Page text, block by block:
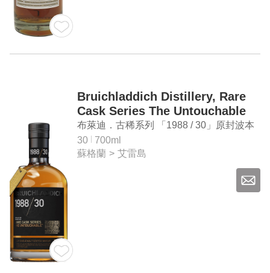
Bruichladdich Distillery, Rare
Cask Series The Untouchable
"1988 / 30" Islay Single Malt
Scotch Whisky
布萊迪．古稀系列 「1988 / 30」原封波本
桶 艾雷島單一麥芽蘇格蘭威士忌
30
700ml
蘇格蘭 > 艾雷島